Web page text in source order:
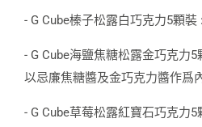
- G Cube榛子松露白巧克力5顆
- G Cube海鹽焦糖松露金巧克力5
以忌廉焦糖醬及金巧克力醬作爲
- G Cube草莓松露紅寶石巧克力